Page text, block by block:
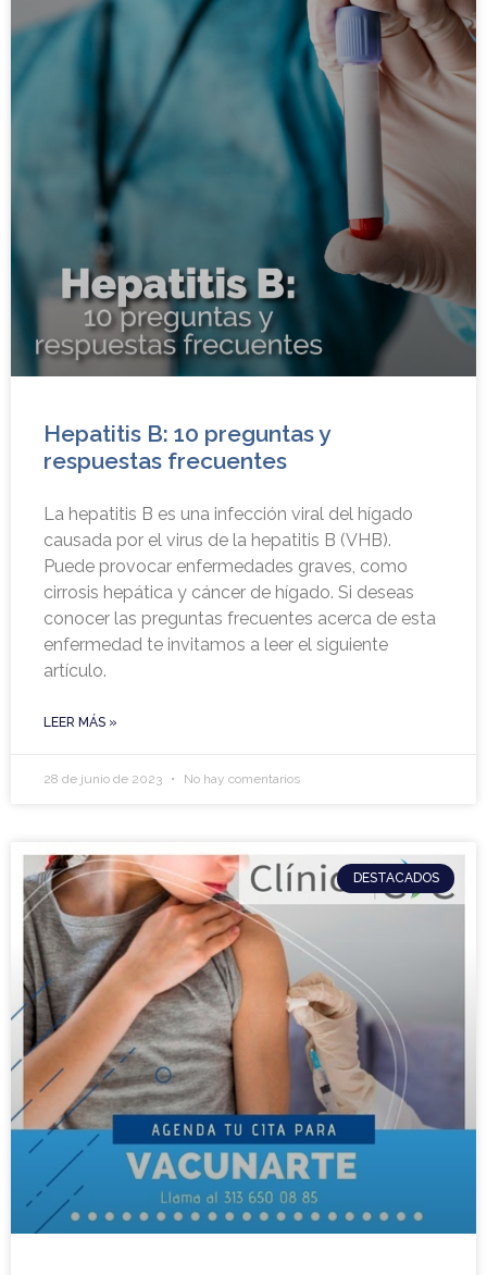
Hepatitis B: 10 preguntas y
respuestas frecuentes
La hepatitis B es una infección viral del hígado
causada por el virus de la hepatitis B (VHB).
Puede provocar enfermedades graves, como
cirrosis hepática y cáncer de hígado. Si deseas
conocer las preguntas frecuentes acerca de esta
enfermedad te invitamos a leer el siguiente
artículo.
LEER MÁS »
28 de junio de 2023 No hay comentarios
DESTACADOS